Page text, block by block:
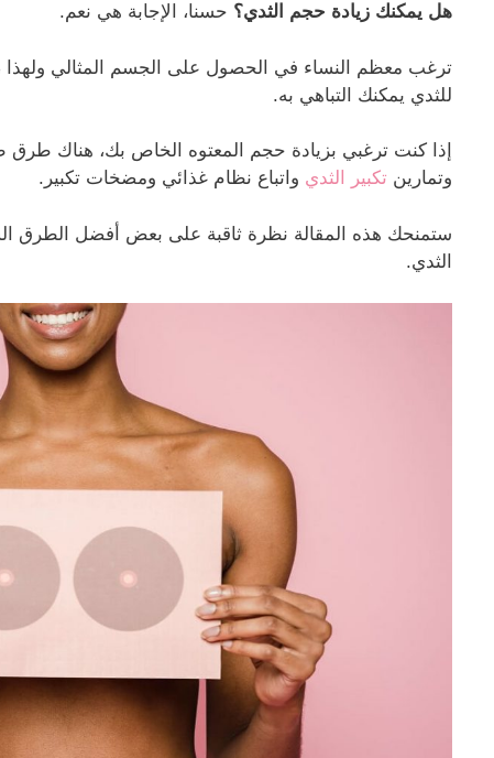
هل يمكنك زيادة حجم الثدي؟ حسنا، الإجابة هي نعم.
ترغب معظم النساء في الحصول على الجسم المثالي ولهذا
للثدي يمكنك التباهي به.
إذا كنت ترغبي بزيادة حجم المعتوه الخاص بك، هناك طرق
وتمارين تكبير الثدي واتباع نظام غذائي ومضخات تكبير.
ستمنحك هذه المقالة نظرة ثاقبة على بعض أفضل الطرق
الثدي.